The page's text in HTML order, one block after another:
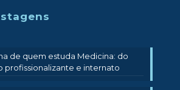
de quem estuda Medicina: do
profissionalizante e internato